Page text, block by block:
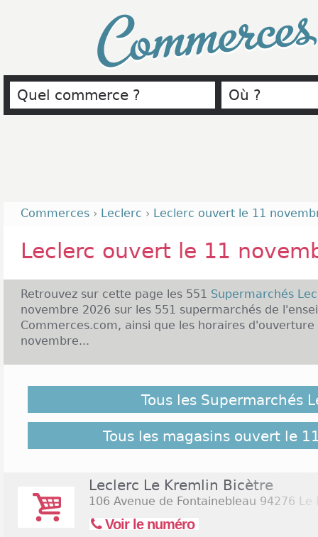
Commerces › Leclerc › Leclerc ouvert le 11
Leclerc ouvert le 11
Retrouvez sur cette page les 551 Supermarchés
novembre 2026 sur les 551 supermarchés de
Commerces.com, ainsi que les horaires d'ouverture
novembre...
Le 11 novembre reste un des jours fériés
attachés. Au-delà de la victoire de la Première
demeure pour ceux qui travaillent mais aussi pour
passe le plus souvent en famille. Pourquoi ne pas
ouvertes ? Les enfants feront peut-être étape au
dernière BD à la mode ? Les adultes
ou commenceront à acheter vins et apéritifs
Leclerc saura rendre ses rayons attrayants et
Tous les Supermarchés
Tous les magasins ouvert le
Leclerc Le Kremlin Bicètre
106 Avenue de Fontainebleau 94276 Le
Voir le numéro